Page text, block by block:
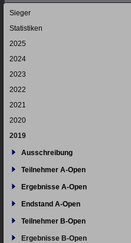
Navigation
Sieger
Statistiken
2025
2024
2023
2022
2021
2020
2019
Ausschreibung
Teilnehmer A-Open
Ergebnisse A-Open
Endstand A-Open
Teilnehmer B-Open
Ergebnisse B-Open